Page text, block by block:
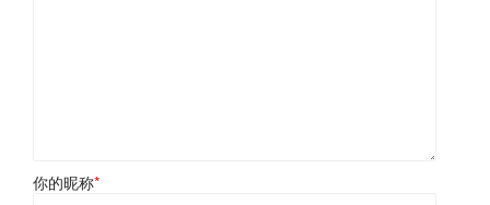
你的昵称*